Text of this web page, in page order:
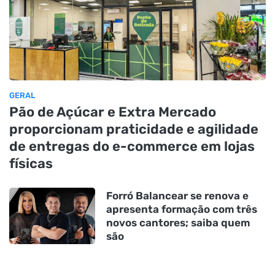
GERAL
Pão de Açúcar e Extra Mercado
proporcionam praticidade e agilidade
de entregas do e-commerce em lojas
físicas
Forró Balancear se renova e
apresenta formação com três
novos cantores; saiba quem
são